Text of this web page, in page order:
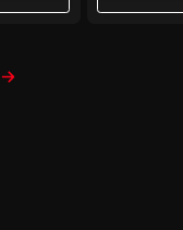
Mostrar todo